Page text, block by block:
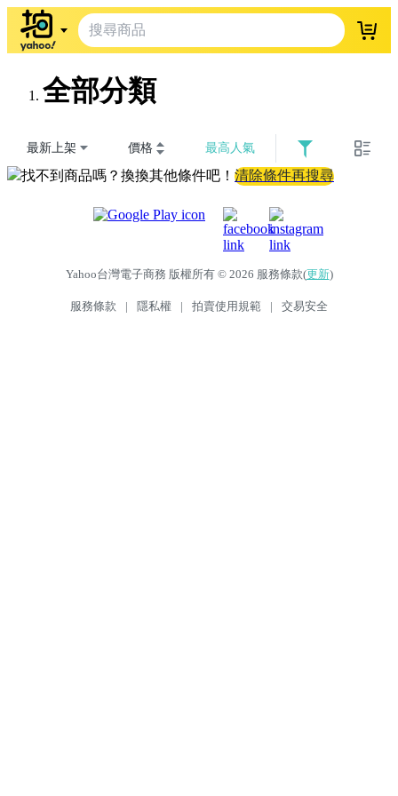
登入
全部分類
最新上架 價格 最高人氣
找不到商品嗎？換換其他條件吧！ 清除條件再搜尋
Yahoo台灣電子商務 版權所有 © 2026 服務條款(更新)
服務條款 | 隱私權 | 拍賣使用規範 | 交易安全